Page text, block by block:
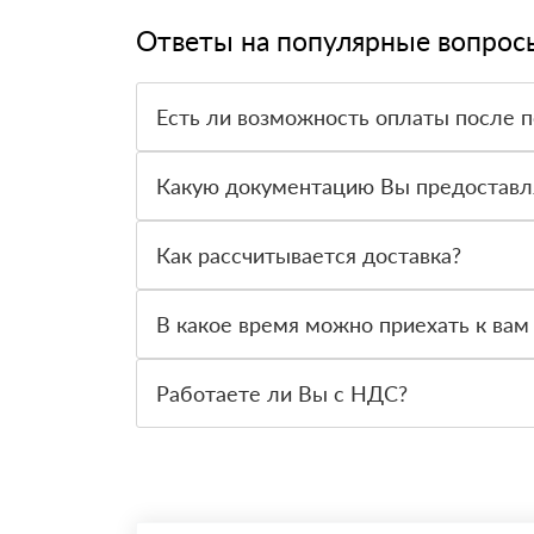
Ответы на популярные
Есть ли возможность оплаты после
вправе от него отказаться.
Какую документацию Вы
Как рассчитывается доставка?
стоимости и сроков доставки, которые
В какое время можно приехать к вам
Работаете ли Вы с НДС?